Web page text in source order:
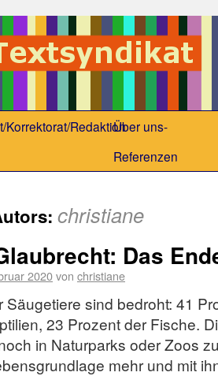
Korrektorat/RedaktionÜber uns-
Referenzen
christiane
Das
2020von christiane
Säugetiere sind bedroht: 41
23 Prozent der Fische.
in Naturparks oder Zoos
mehr und mit